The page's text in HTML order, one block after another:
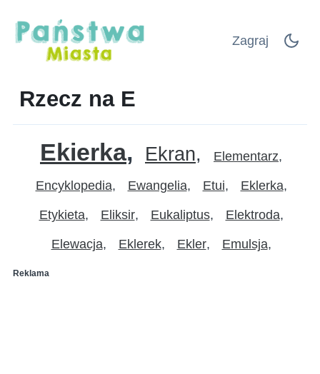
Zagraj
Rzecz na E
Ekierka Ekran Elementarz
Encyklopedia Ewangelia Etui Eklerka
Etykieta Eliksir Eukaliptus Elektroda
Elewacja Eklerek Ekler Emulsja
Reklama